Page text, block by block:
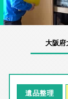
大阪府
遺品整理